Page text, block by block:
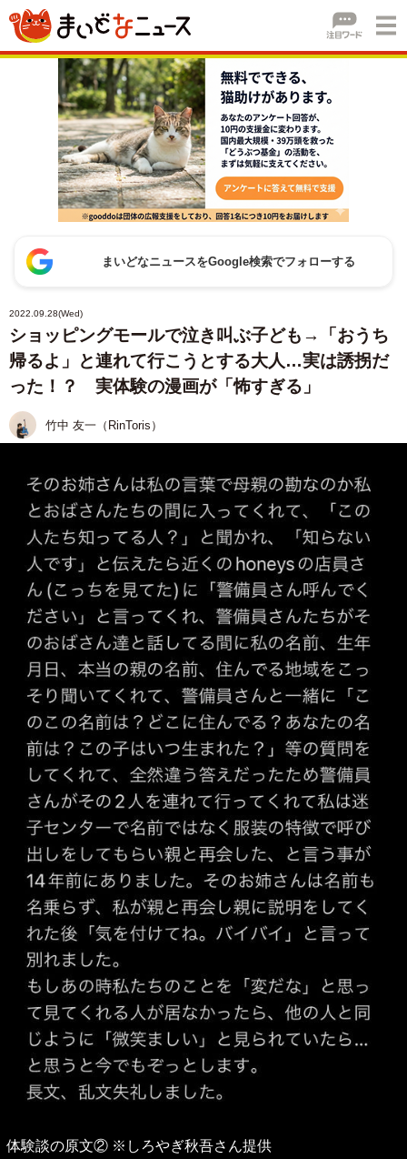
まいどなニュースをGoogle検索でフォローする
2022.09.28(Wed)
ショッピングモールで泣き叫ぶ子ども→「おうち
帰るよ」と連れて行こうとする大人…実は誘拐だ
った！？ 実体験の漫画が「怖すぎる」
竹中 友一（RinToris）
体験談の原文② ※しろやぎ秋吾さん提供